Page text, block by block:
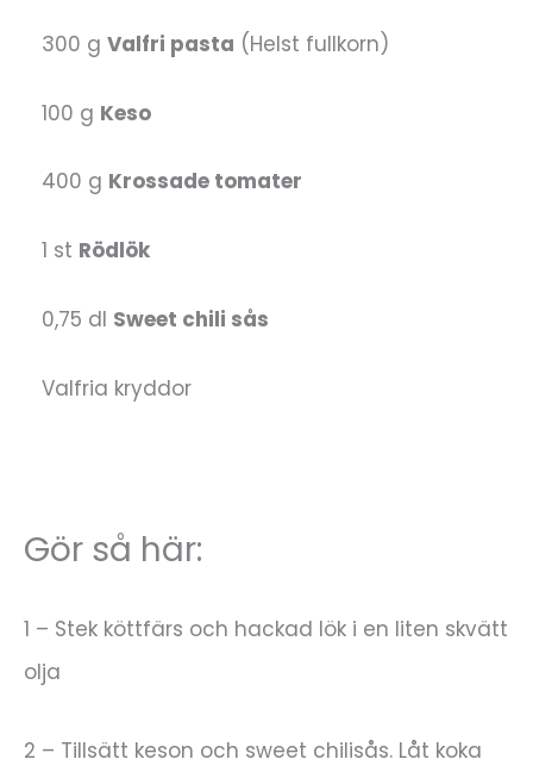
300 g Valfri pasta (Helst fullkorn)
100 g Keso
400 g Krossade tomater
1 st Rödlök
0,75 dl Sweet chili sås
Valfria kryddor
Gör så här:
1 – Stek köttfärs och hackad lök i en liten skvätt
olja
2 – Tillsätt keson och sweet chilisås. Låt koka